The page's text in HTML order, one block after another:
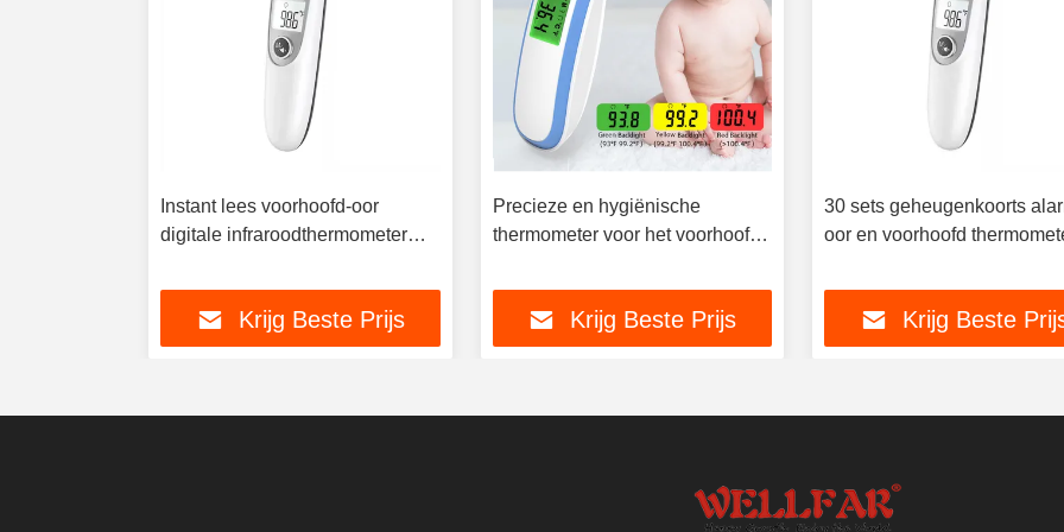
Instant lees voorhoofd-oor
digitale infraroodthermometer
Krijg Beste Prijs
Precieze en hygiënische
thermometer voor het voorhoofd
Krijg Beste Prijs
30 sets geheugenkoorts
oor en voorhoofd
Krijg Beste